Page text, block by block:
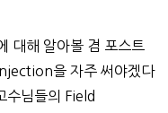
해 알아볼 겸 포스트
을 자주 써야겠다
수님들의 Field